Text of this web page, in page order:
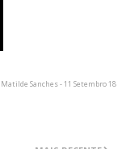
Matilde Sanches - 11 Setembro 18